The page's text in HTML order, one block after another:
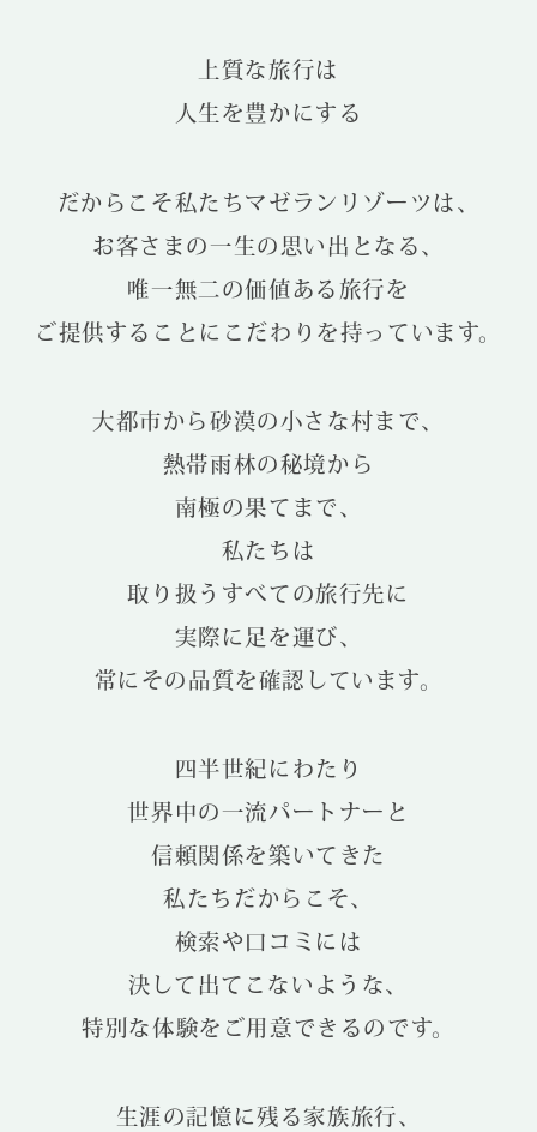
PARTNERS THE LOUNGE
上質な旅行は
人生を豊かにする
だからこそ私たちマゼランリゾーツは、
お客さまの一生の思い出となる、
唯一無二の価値ある旅行を
ご提供することにこだわりを持っています。
大都市から砂漠の小さな村まで、
熱帯雨林の秘境から
南極の果てまで、
私たちは
取り扱うすべての旅行先に
実際に足を運び、
常にその品質を確認しています。
四半世紀にわたり
世界中の一流パートナーと
信頼関係を築いてきた
私たちだからこそ、
検索や口コミには
決して出てこないような、
特別な体験をご用意できるのです。
生涯の記憶に残る家族旅行、